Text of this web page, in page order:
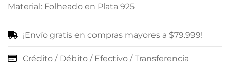
Material: Folheado en Plata 925
¡Envío gratis en compras mayores a $79.999!
Crédito / Débito / Efectivo / Transferencia